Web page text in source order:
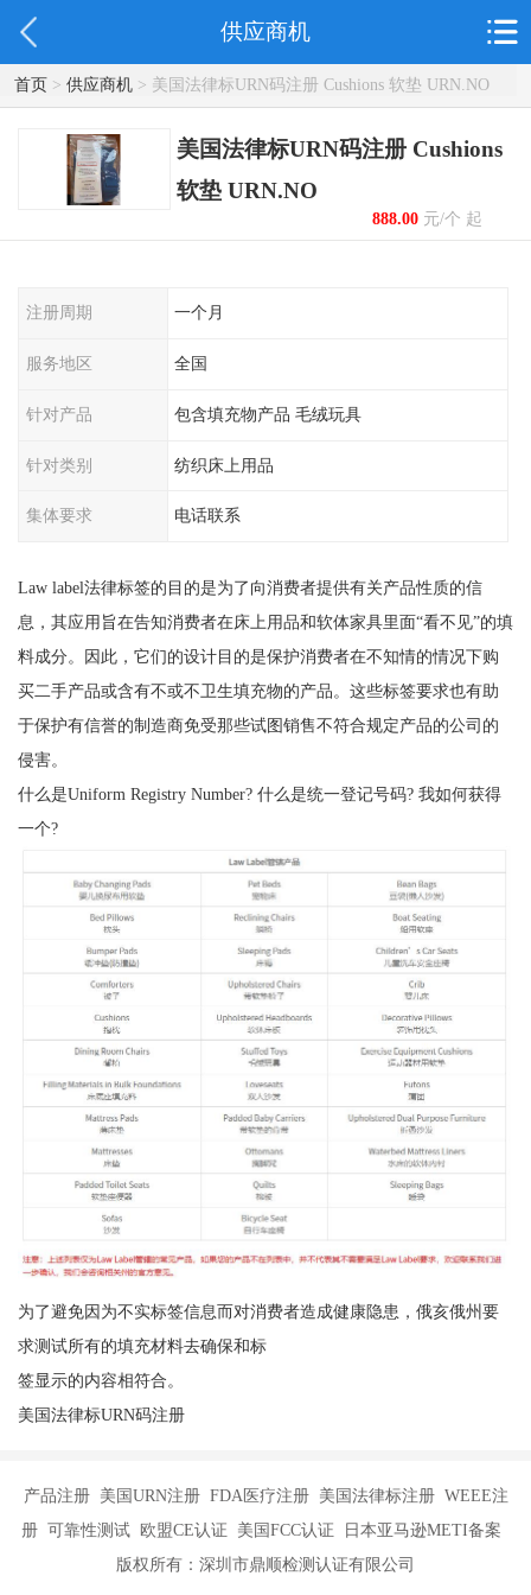
供应商机
首页> 供应商机> 美国法律标URN码注册 Cushions 软垫 URN.NO
美国法律标URN码注册 Cushions
软垫 URN.NO
888.00元/个 起
注册周期 一个月
服务地区 全国
针对产品 包含填充物产品 毛绒玩具
针对类别 纺织床上用品
集体要求 电话联系
Law label法律标签的目的是为了向消费者提供有关产品性质的信
息，其应用旨在告知消费者在床上用品和软体家具里面“看不见”的填
料成分。因此，它们的设计目的是保护消费者在不知情的情况下购
买二手产品或含有不或不卫生填充物的产品。这些标签要求也有助
于保护有信誉的制造商免受那些试图销售不符合规定产品的公司的
侵害。
什么是Uniform Registry Number? 什么是统一登记号码? 我如何获得
一个?
为了避免因为不实标签信息而对消费者造成健康隐患，俄亥俄州要
求测试所有的填充材料去确保和标
签显示的内容相符合。
美国法律标URN码注册
产品注册 美国URN注册 FDA医疗注册 美国法律标注册 WEEE注
册 可靠性测试 欧盟CE认证 美国FCC认证 日本亚马逊METI备案
版权所有：深圳市鼎顺检测认证有限公司